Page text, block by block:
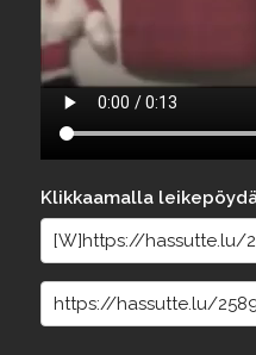
Klikkaamalla